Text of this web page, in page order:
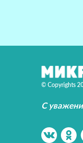
© Copyrights
С